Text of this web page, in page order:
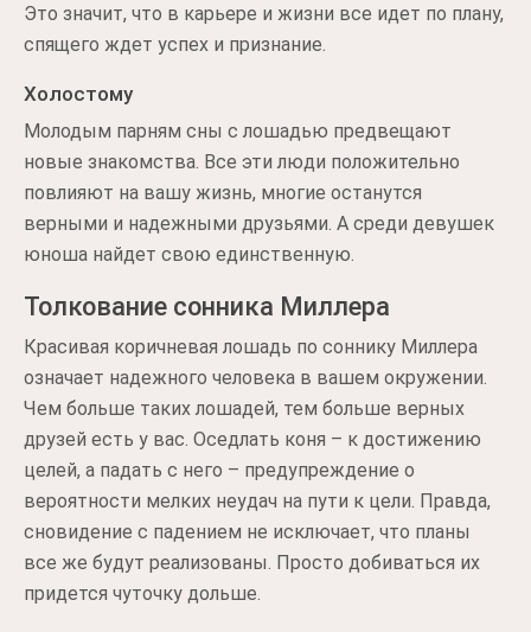
Это значит, что в карьере и жизни все идет по плану,
спящего ждет успех и признание.
Холостому
Молодым парням сны с лошадью предвещают
новые знакомства. Все эти люди положительно
повлияют на вашу жизнь, многие останутся
верными и надежными друзьями. А среди девушек
юноша найдет свою единственную.
Толкование сонника Миллера
Красивая коричневая лошадь по соннику Миллера
означает надежного человека в вашем окружении.
Чем больше таких лошадей, тем больше верных
друзей есть у вас. Оседлать коня – к достижению
целей, а падать с него – предупреждение о
вероятности мелких неудач на пути к цели. Правда,
сновидение с падением не исключает, что планы
все же будут реализованы. Просто добиваться их
придется чуточку дольше.